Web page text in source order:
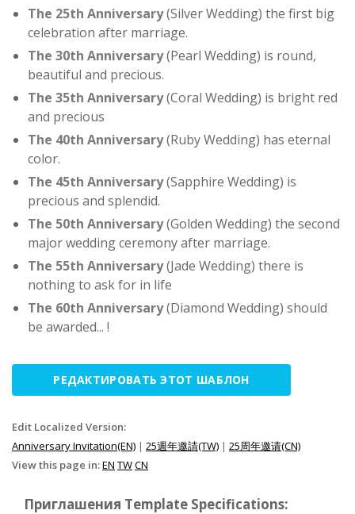
The 25th Anniversary(Silver Wedding) the first big
celebration after marriage.
The 30th Anniversary(Pearl Wedding) is round,
beautiful and precious.
The 35th Anniversary(Coral Wedding) is bright red
and precious
The 40th Anniversary(Ruby Wedding) has eternal
color.
The 45th Anniversary(Sapphire Wedding) is
precious and splendid.
The 50th Anniversary(Golden Wedding) the second
major wedding ceremony after marriage.
The 55th Anniversary(Jade Wedding) there is
nothing to ask for in life
The 60th Anniversary(Diamond Wedding) should
be awarded... !
РЕДАКТИРОВАТЬ ЭТОТ ШАБЛОН
Edit Localized Version:
Anniversary Invitation(EN) | 25週年邀請(TW) | 25周年邀请(CN)
View this page in:EN TWCN
Приглашения Template Specifications: